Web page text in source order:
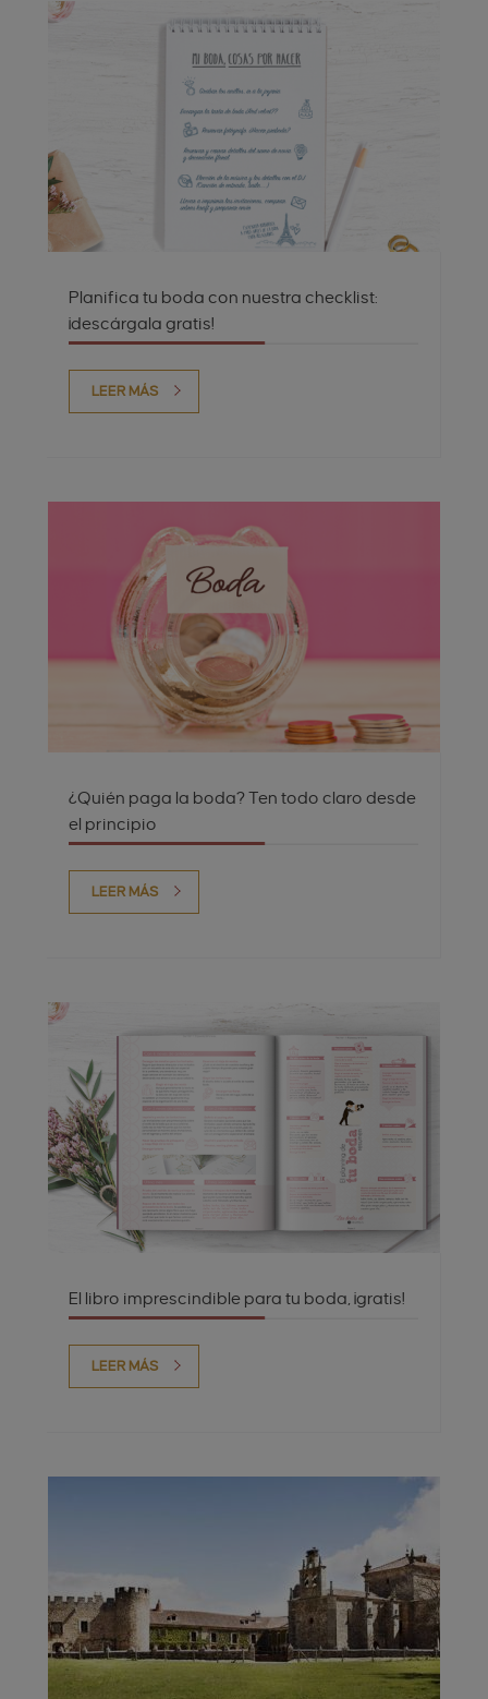
Planifica tu boda con nuestra checklist:
¡descárgala gratis!
LEER MÁS
¿Quién paga la boda? Ten todo claro desde
el principio
LEER MÁS
El libro imprescindible para tu boda, ¡gratis!
LEER MÁS